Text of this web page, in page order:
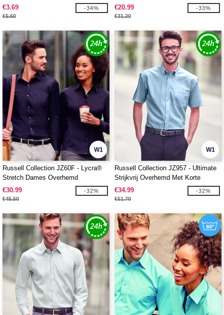
€3.69
€5.60
-34%
Overhemd Met Lange Mouw
€20.99
€31.20
-33%
W1
Russell Collection JZ60F - Lycra®
Stretch Dames Overhemd
€30.99
€45.50
-32%
W1
Russell Collection JZ957 - Ultimate
Strijkvrij Overhemd Met Korte
Mouwen
€34.99
€51.70
-32%